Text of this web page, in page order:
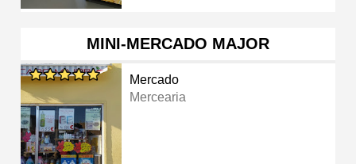
MINI-MERCADO MAJOR
Mercado
Mercearia